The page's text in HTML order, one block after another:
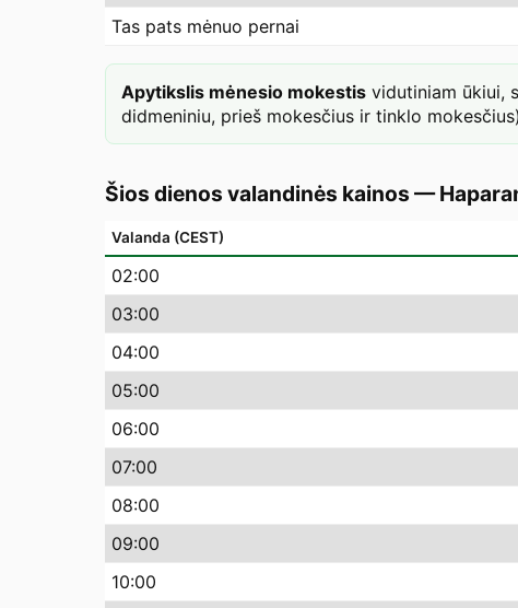
Tas pats mėnuo pernai
Apytikslis mėnesio mokestis vidutiniam ūkiui,
didmeniniu, prieš mokesčius ir tinklo
Šios dienos valandinės kainos —
Valanda (CEST)
02:00
03:00
04:00
05:00
06:00
07:00
08:00
09:00
10:00